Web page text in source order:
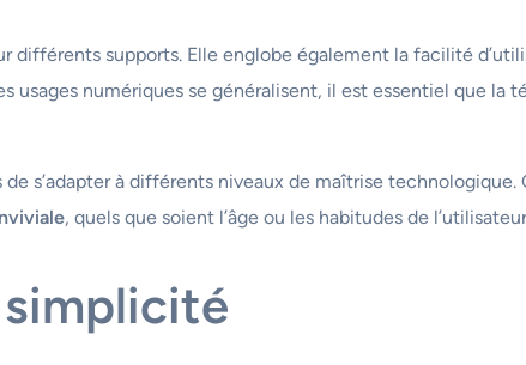
différents supports. Elle englobe également la facilité
usages numériques se généralisent, il est essentiel que la
s’adapter à différents niveaux de maîtrise
, quels que soient l’âge ou les habitudes de
simplicité